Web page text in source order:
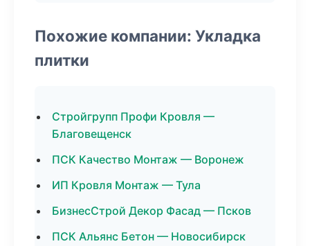
Похожие компании: Укладка
плитки
Стройгрупп Профи Кровля —
Благовещенск
ПСК Качество Монтаж — Воронеж
ИП Кровля Монтаж — Тула
БизнесСтрой Декор Фасад — Псков
ПСК Альянс Бетон — Новосибирск